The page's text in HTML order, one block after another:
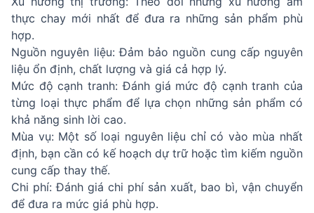
thực chay mới nhất để đưa ra những sản phẩm phù
hợp.
Nguồn nguyên liệu: Đảm bảo nguồn cung cấp nguyên
liệu ổn định, chất lượng và giá cả hợp lý.
Mức độ cạnh tranh: Đánh giá mức độ cạnh tranh của
từng loại thực phẩm để lựa chọn những sản phẩm có
khả năng sinh lời cao.
Mùa vụ: Một số loại nguyên liệu chỉ có vào mùa nhất
định, bạn cần có kế hoạch dự trữ hoặc tìm kiếm nguồn
cung cấp thay thế.
Chi phí: Đánh giá chi phí sản xuất, bao bì, vận chuyển
để đưa ra mức giá phù hợp.